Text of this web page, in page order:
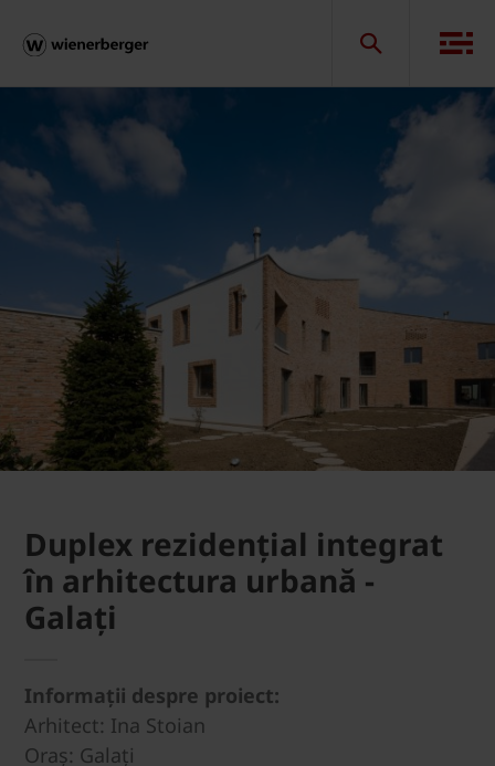
Duplex rezidențial integrat
în arhitectura urbană -
Galați
Informații despre proiect:
Arhitect: Ina Stoian
Oraș: Galați